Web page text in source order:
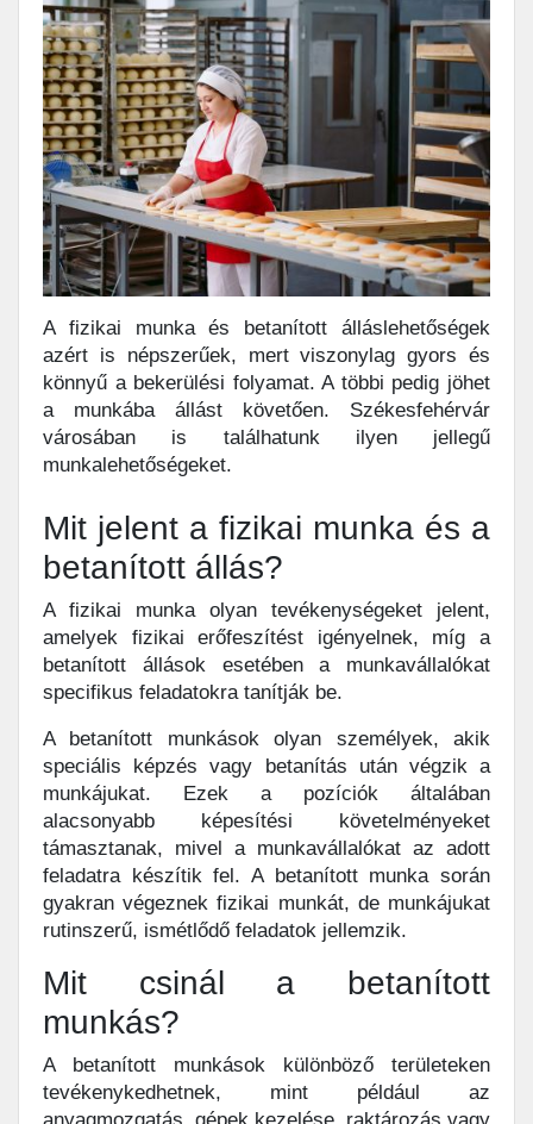
A fizikai munka és betanított álláslehetőségek
azért is népszerűek, mert viszonylag gyors és
könnyű a bekerülési folyamat. A többi pedig jöhet
a munkába állást követően. Székesfehérvár
városában is találhatunk ilyen jellegű
munkalehetőségeket.
Mit jelent a fizikai munka és a
betanított állás?
A fizikai munka olyan tevékenységeket jelent,
amelyek fizikai erőfeszítést igényelnek, míg a
betanított állások esetében a munkavállalókat
specifikus feladatokra tanítják be.
A betanított munkások olyan személyek, akik
speciális képzés vagy betanítás után végzik a
munkájukat. Ezek a pozíciók általában
alacsonyabb képesítési követelményeket
támasztanak, mivel a munkavállalókat az adott
feladatra készítik fel. A betanított munka során
gyakran végeznek fizikai munkát, de munkájukat
rutinszerű, ismétlődő feladatok jellemzik.
Mit csinál a betanított
munkás?
A betanított munkások különböző területeken
tevékenykedhetnek, mint például az